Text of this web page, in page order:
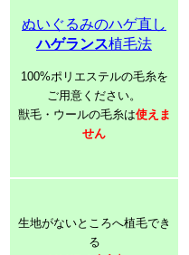
ぬいぐるみのハゲ直し
ハゲランス植毛法
100%ポリエステルの毛糸を
ご用意ください。
獣毛・ウールの毛糸は使えま
せん
生地がないところへ植毛でき
る